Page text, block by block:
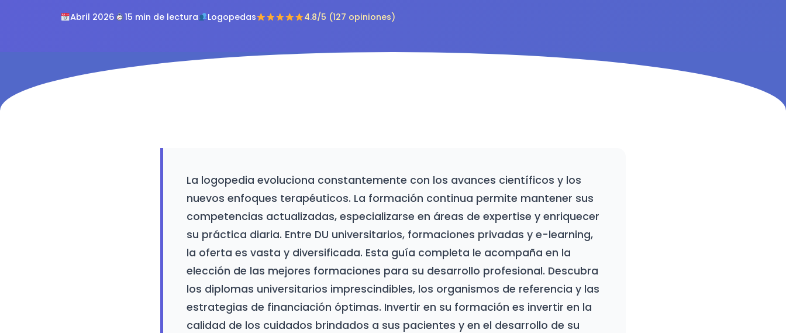
Abril 2026 15 min de lectura Logopedas 4.8/5 (127 opiniones)
La logopedia evoluciona constantemente con los avances científicos y los
nuevos enfoques terapéuticos. La formación continua permite mantener sus
competencias actualizadas, especializarse en áreas de expertise y enriquecer
su práctica diaria. Entre DU universitarios, formaciones privadas y e-learning,
la oferta es vasta y diversificada. Esta guía completa le acompaña en la
elección de las mejores formaciones para su desarrollo profesional. Descubra
los diplomas universitarios imprescindibles, los organismos de referencia y las
estrategias de financiación óptimas. Invertir en su formación es invertir en la
calidad de los cuidados brindados a sus pacientes y en el desarrollo de su